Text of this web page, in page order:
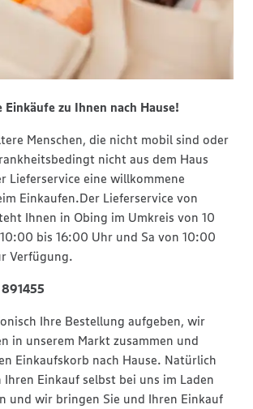
zu Ihnen nach Hause!
Menschen, die nicht mobil sind oder
nicht aus dem Haus
Lieferservice eine willkommene
Einkaufen.Der Lieferservice von
Ihnen in Obing im Umkreis von 10
bis 16:00 Uhr und Sa von 10:00
Verfügung.
Ihre Bestellung aufgeben, wir
in unserem Markt zusammen und
Einkaufskorb nach Hause. Natürlich
Ihren Einkauf selbst bei uns im Laden
und wir bringen Sie und Ihren Einkauf